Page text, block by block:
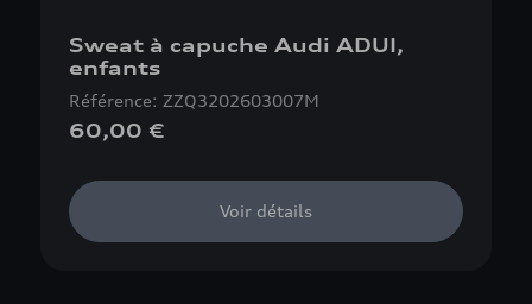
Sweat à capuche Audi ADUI,
enfants
Référence: ZZQ3202603007M
60,00 €
Voir détails